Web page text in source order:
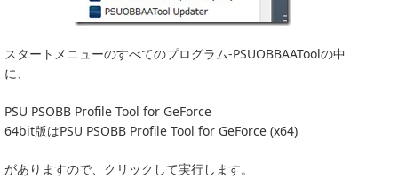
スタートメニューのすべてのプログラム-PSUOBBAAToolの中
に、
PSU PSOBB Profile Tool for GeForce
64bit版はPSU PSOBB Profile Tool for GeForce (x64)
がありますので、クリックして実行します。